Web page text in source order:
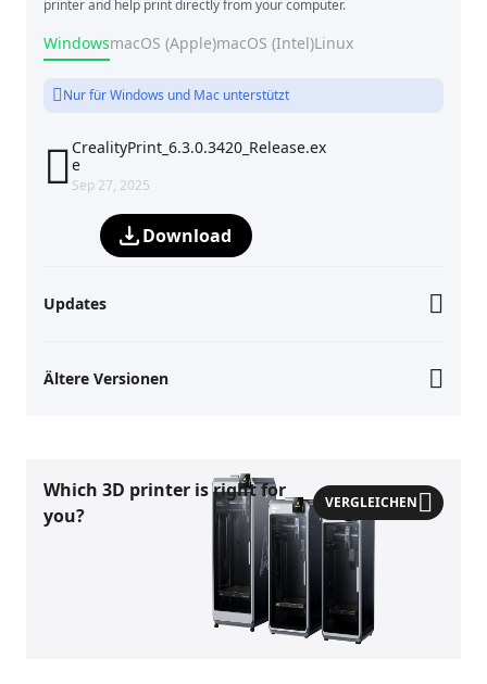
printer and help print directly from your computer.
WindowsmacOS (Apple)macOS (Intel)Linux
Nur für Windows und Mac unterstützt
 CrealityPrint_6.3.0.3420_Release.ex
e
Sep 27, 2025
Download
Updates
Ältere Versionen
Which 3D printer is right for
you?
VERGLEICHEN